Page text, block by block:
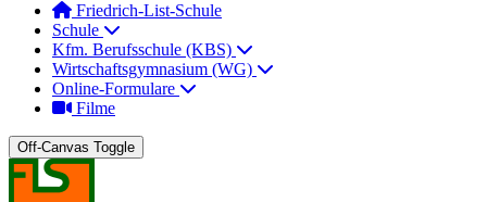
Friedrich-List-Schule
Schule
Kfm. Berufsschule (KBS)
Wirtschaftsgymnasium (WG)
Online-Formulare
Filme
Off-Canvas Toggle